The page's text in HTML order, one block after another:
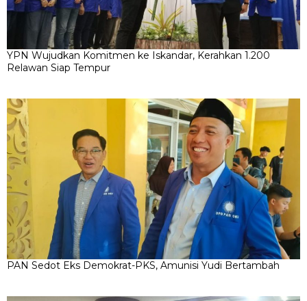
YPN Wujudkan Komitmen ke Iskandar, Kerahkan 1.200
Relawan Siap Tempur
PAN Sedot Eks Demokrat-PKS, Amunisi Yudi Bertambah